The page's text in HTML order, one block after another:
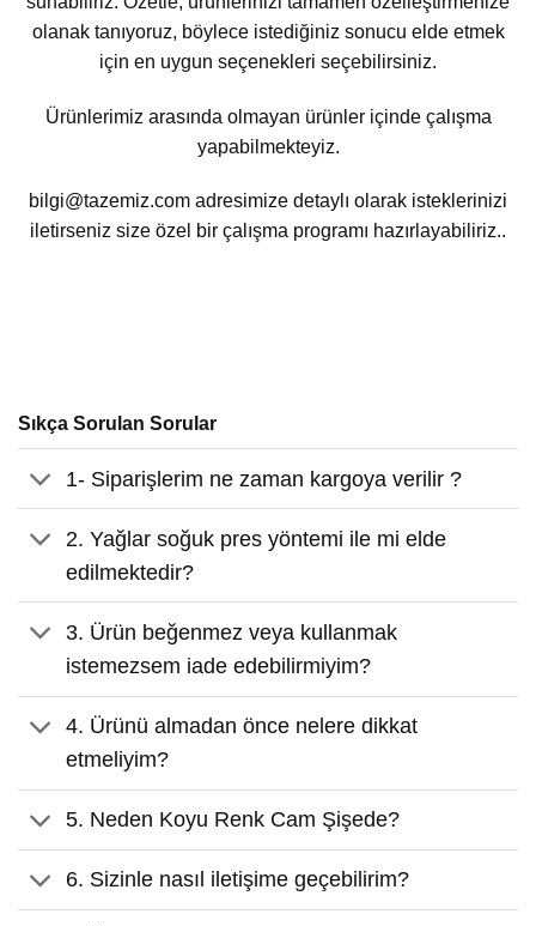
olanak tanıyoruz, böylece istediğiniz sonucu elde etmek
için en uygun seçenekleri seçebilirsiniz.
Ürünlerimiz arasında olmayan ürünler içinde çalışma
yapabilmekteyiz.
bilgi@tazemiz.com adresimize detaylı olarak isteklerinizi
iletirseniz size özel bir çalışma programı hazırlayabiliriz..
Sıkça Sorulan Sorular
1- Siparişlerim ne zaman kargoya verilir ?
2. Yağlar soğuk pres yöntemi ile mi elde
edilmektedir?
3. Ürün beğenmez veya kullanmak
istemezsem iade edebilirmiyim?
4. Ürünü almadan önce nelere dikkat
etmeliyim?
5. Neden Koyu Renk Cam Şişede?
6. Sizinle nasıl iletişime geçebilirim?